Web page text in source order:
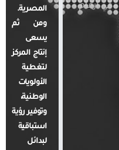
في أرقام
المصرية.
ومن ثم
يسعى
إنتاج المركز
لتغطية
الأولويات
الوطنية،
وتوفير رؤية
استباقية
لبدائل